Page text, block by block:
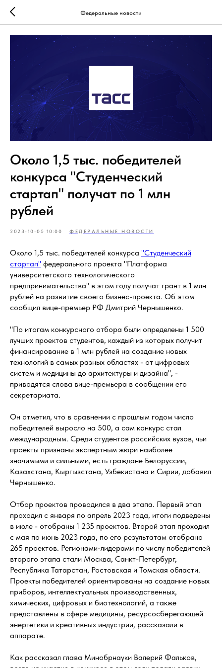
Федеральные новости
Около 1,5 тыс. победителей
конкурса "Студенческий
стартап" получат по 1 млн
рублей
2023-10-05 10:00 ФЕДЕРАЛЬНЫЕ НОВОСТИ
Около 1,5 тыс. победителей конкурса "Студенческий
стартап" федерального проекта "Платформа
университетского технологического
предпринимательства" в этом году получат грант в 1 млн
рублей на развитие своего бизнес-проекта. Об этом
сообщил вице-премьер РФ Дмитрий Чернышенко.
"По итогам конкурсного отбора были определены 1 500
лучших проектов студентов, каждый из которых получит
финансирование в 1 млн рублей на создание новых
технологий в самых разных областях - от цифровых
систем и медицины до архитектуры и дизайна", -
приводятся слова вице-премьера в сообщении его
секретариата.
Он отметил, что в сравнении с прошлым годом число
победителей выросло на 500, а сам конкурс стал
международным. Среди студентов российских вузов, чьи
проекты признаны экспертным жюри наиболее
значимыми и сильными, есть граждане Белоруссии,
Казахстана, Кыргызстана, Узбекистана и Сирии, добавил
Чернышенко.
Отбор проектов проводился в два этапа. Первый этап
проходил с января по апрель 2023 года, итоги подведены
в июле - отобраны 1 235 проектов. Второй этап проходил
с мая по июнь 2023 года, по его результатам отобрано
265 проектов. Регионами-лидерами по числу победителей
второго этапа стали Москва, Санкт-Петербург,
Республика Татарстан, Ростовская и Томская области.
Проекты победителей ориентированы на создание новых
приборов, интеллектуальных производственных,
химических, цифровых и биотехнологий, а также
представлены в сфере медицины, ресурсосберегающей
энергетики и креативных индустрии, рассказали в
аппарате.
Как рассказал глава Минобрнауки Валерий Фальков,